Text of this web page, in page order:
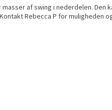
af swing i nederdelen.
Rebecca P for muligheden